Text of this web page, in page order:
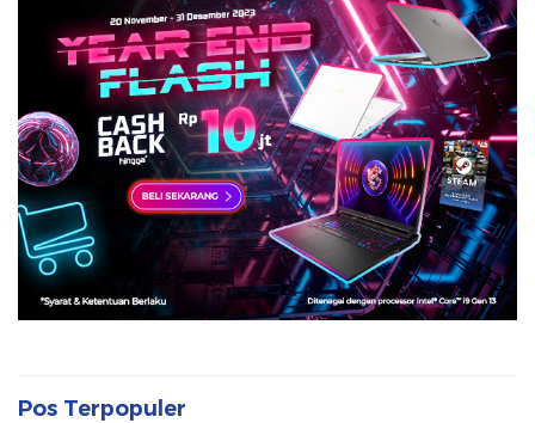
Pos Terpopuler